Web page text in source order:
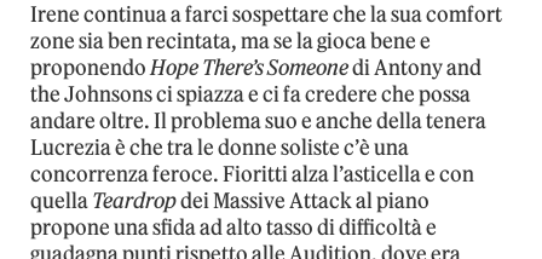
Irene continua a farci sospettare che la sua comfort
zone sia ben recintata, ma se la gioca bene e
proponendoHope There’s Someonedi Antony and
the Johnsons ci spiazza e ci fa credere che possa
andare oltre. Il problema suo e anche della tenera
Lucrezia è che tra le donne soliste c’è una
concorrenza feroce. Fioritti alza l’asticella e con
quellaTeardropdei Massive Attack al piano
propone una sfida ad alto tasso di difficoltà e